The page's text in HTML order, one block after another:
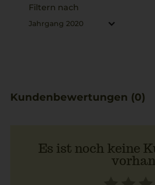
Filtern nach
Jahrgang 2020
Kundenbewertungen (0)
Es ist noch keine